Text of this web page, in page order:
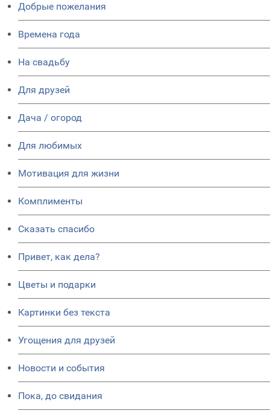
Добрые пожелания
Времена года
На свадьбу
Для друзей
Дача / огород
Для любимых
Мотивация для жизни
Комплименты
Сказать спасибо
Привет, как дела?
Цветы и подарки
Картинки без текста
Угощения для друзей
Новости и события
Пока, до свидания